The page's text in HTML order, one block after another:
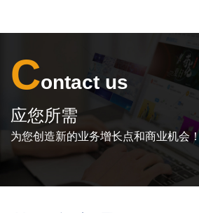
Contact us
应您所需
为您创造新的业务增长点和商业机会！